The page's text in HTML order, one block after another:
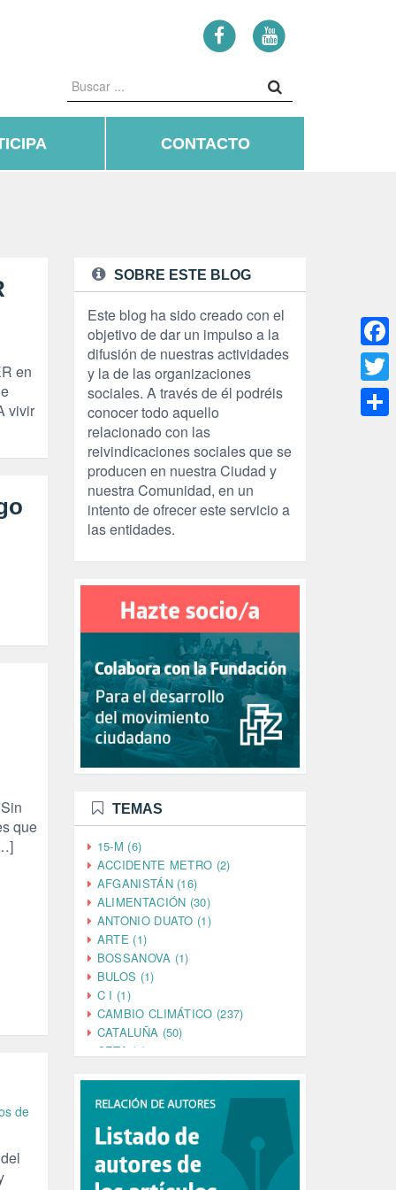
CONTACTO
en
vivir
que
de
SOBRE ESTE BLOG
Este blog ha sido creado con el
objetivo de dar un impulso a la
difusión de nuestras actividades
y la de las organizaciones
sociales. A través de él podréis
conocer todo aquello
relacionado con las
reivindicaciones sociales que se
producen en nuestra Ciudad y
nuestra Comunidad, en un
intento de ofrecer este servicio a
las entidades.
TEMAS
15-M (6)
ACCIDENTE METRO (2)
AFGANISTÁN (16)
ALIMENTACIÓN (30)
ANTONIO DUATO (1)
ARTE (1)
BOSSANOVA (1)
BULOS (1)
C I (1)
CAMBIO CLIMÁTICO (237)
CATALUÑA (50)
CETA (2)
CINE (35)
CIUDADANÍA (633)
COMPROMISO (2)
CONFERENCIA (1)
CONSUMO (1)